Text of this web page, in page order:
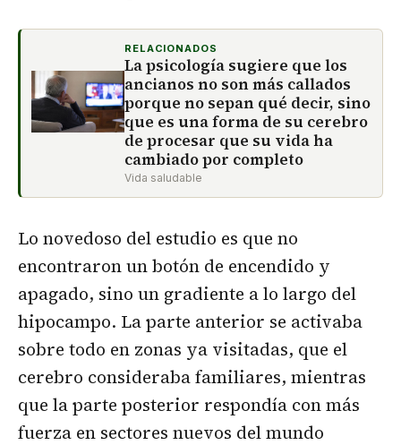
RELACIONADOS
La psicología sugiere que los
ancianos no son más callados
porque no sepan qué decir, sino
que es una forma de su cerebro
de procesar que su vida ha
cambiado por completo
Vida saludable
Lo novedoso del estudio es que no
encontraron un botón de encendido y
apagado, sino un gradiente a lo largo del
hipocampo. La parte anterior se activaba
sobre todo en zonas ya visitadas, que el
cerebro consideraba familiares, mientras
que la parte posterior respondía con más
fuerza en sectores nuevos del mundo